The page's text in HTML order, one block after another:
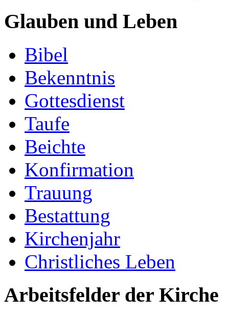
Glauben und Leben
Bibel
Bekenntnis
Gottesdienst
Taufe
Beichte
Konfirmation
Trauung
Bestattung
Kirchenjahr
Christliches Leben
Arbeitsfelder der Kirche